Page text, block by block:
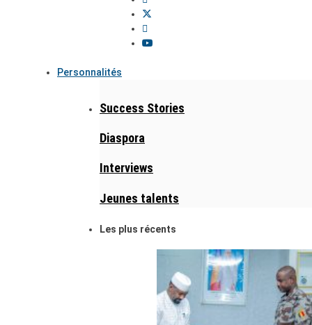
Personnalités
Success Stories
Diaspora
Interviews
Jeunes talents
Les plus récents